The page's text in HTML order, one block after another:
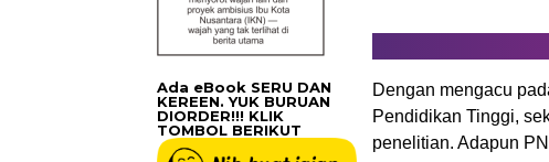
Dengan mengacu
Pendidikan Tinggi,
penelitian. Adapun
Ada eBook SERU DAN
KEREEN. YUK BURUAN
DIORDER!!! KLIK
TOMBOL BERIKUT